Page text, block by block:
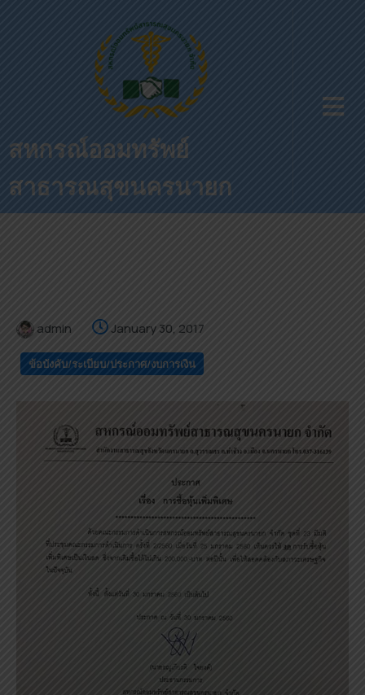
สหกรณ์ออมทรัพย์
สาธารณสุขนครนายก
admin January 30, 2017
ข้อบังคับ/ระเบียบ/ประกาศ/งบการเงิน